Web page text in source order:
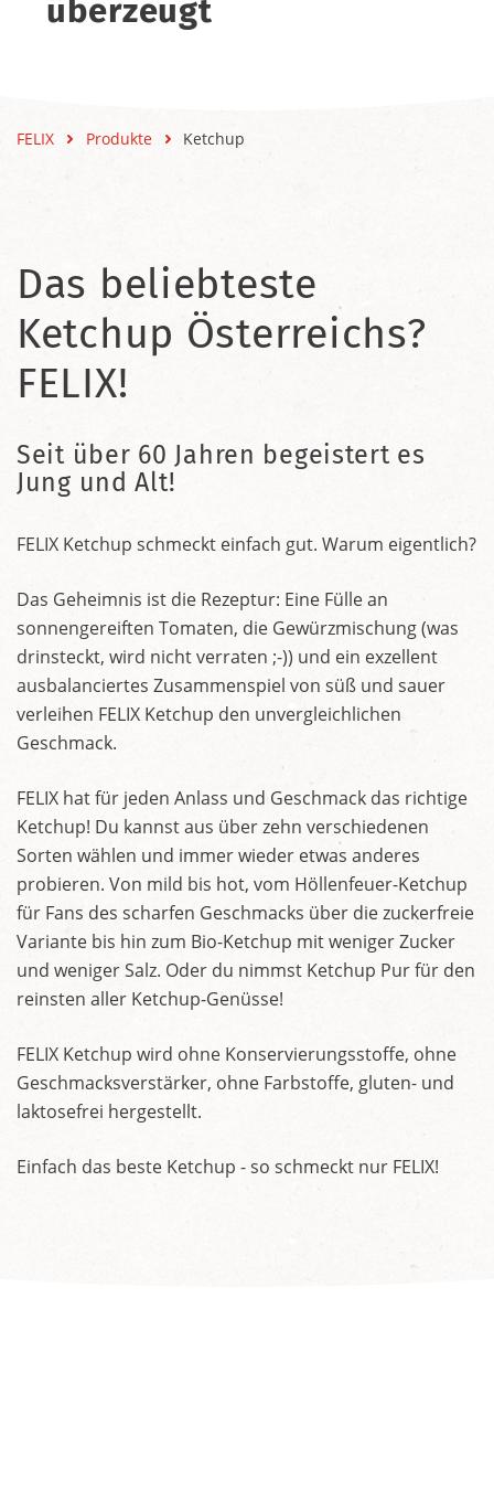
überzeugt
FELIX Produkte Ketchup
Das beliebteste
Ketchup Österreichs?
FELIX!
Seit über 60 Jahren begeistert es
Jung und Alt!
FELIX Ketchup schmeckt einfach gut. Warum eigentlich?
Das Geheimnis ist die Rezeptur: Eine Fülle an
sonnengereiften Tomaten, die Gewürzmischung (was
drinsteckt, wird nicht verraten ;-)) und ein exzellent
ausbalanciertes Zusammenspiel von süß und sauer
verleihen FELIX Ketchup den unvergleichlichen
Geschmack.
FELIX hat für jeden Anlass und Geschmack das richtige
Ketchup! Du kannst aus über zehn verschiedenen
Sorten wählen und immer wieder etwas anderes
probieren. Von mild bis hot, vom Höllenfeuer-Ketchup
für Fans des scharfen Geschmacks über die zuckerfreie
Variante bis hin zum Bio-Ketchup mit weniger Zucker
und weniger Salz. Oder du nimmst Ketchup Pur für den
reinsten aller Ketchup-Genüsse!
FELIX Ketchup wird ohne Konservierungsstoffe, ohne
Geschmacksverstärker, ohne Farbstoffe, gluten- und
laktosefrei hergestellt.
Einfach das beste Ketchup - so schmeckt nur FELIX!